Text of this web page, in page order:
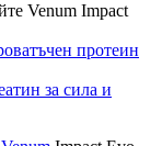
Venum Impact
протеин
за сила и